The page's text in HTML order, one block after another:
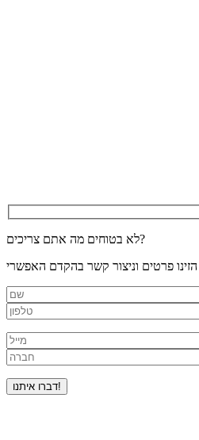
לא בטוחים מה אתם צריכים?
הזינו פרטים וניצור קשר בהקדם האפשרי